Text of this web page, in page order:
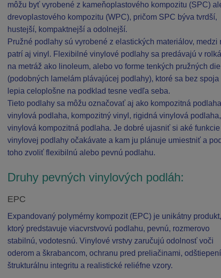
môžu byť vyrobené z kameňoplastového kompozitu (SPC)
drevoplastového kompozitu (WPC), pričom SPC býva tvrdší,
hustejší, kompaktnejší a odolnejší.
Pružné podlahy sú vyrobené z elastických materiálov, medzi
patrí aj vinyl. Flexibilné vinylové podlahy sa predávajú v
na metráž ako linoleum, alebo vo forme tenkých pružných
(podobných lamelám plávajúcej podlahy), ktoré sa bez spoja
lepia celoplošne na podklad tesne vedľa seba.
Tieto podlahy sa môžu označovať aj ako kompozitná
vinylová podlaha, kompozitný vinyl, rigidná vinylová podlaha,
vinylová kompozitná podlaha. Je dobré ujasniť si aké
vinylovej podlahy očakávate a kam ju plánuje umiestniť a
toho zvoliť flexibilnú alebo pevnú podlahu.
Druhy pevných vinylových podláh:
EPC
Expandovaný polymérny kompozit (EPC) je unikátny produkt,
ktorý predstavuje viacvrstvovú podlahu, pevnú, rozmerovo
stabilnú, vodotesnú. Vinylové vrstvy zaručujú odolnosť voči
oderom a škrabancom, ochranu pred preliačinami,
štrukturálnu integritu a realistické reliéfne vzory.